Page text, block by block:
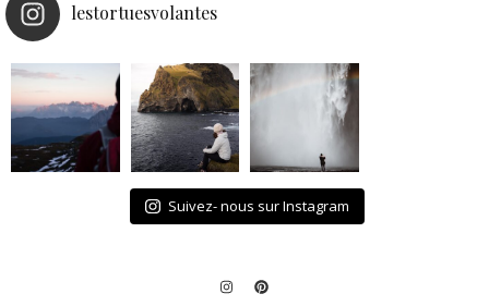
lestortuesvolantes
Suivez- nous sur Instagram